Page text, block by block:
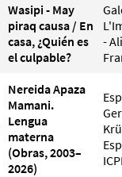
Wasipi - May
piraq causa / En
casa, ¿Quién es
el culpable?
-
Nereida Apaza
Mamani.
Lengua
materna
(Obras, 2003–
2026)